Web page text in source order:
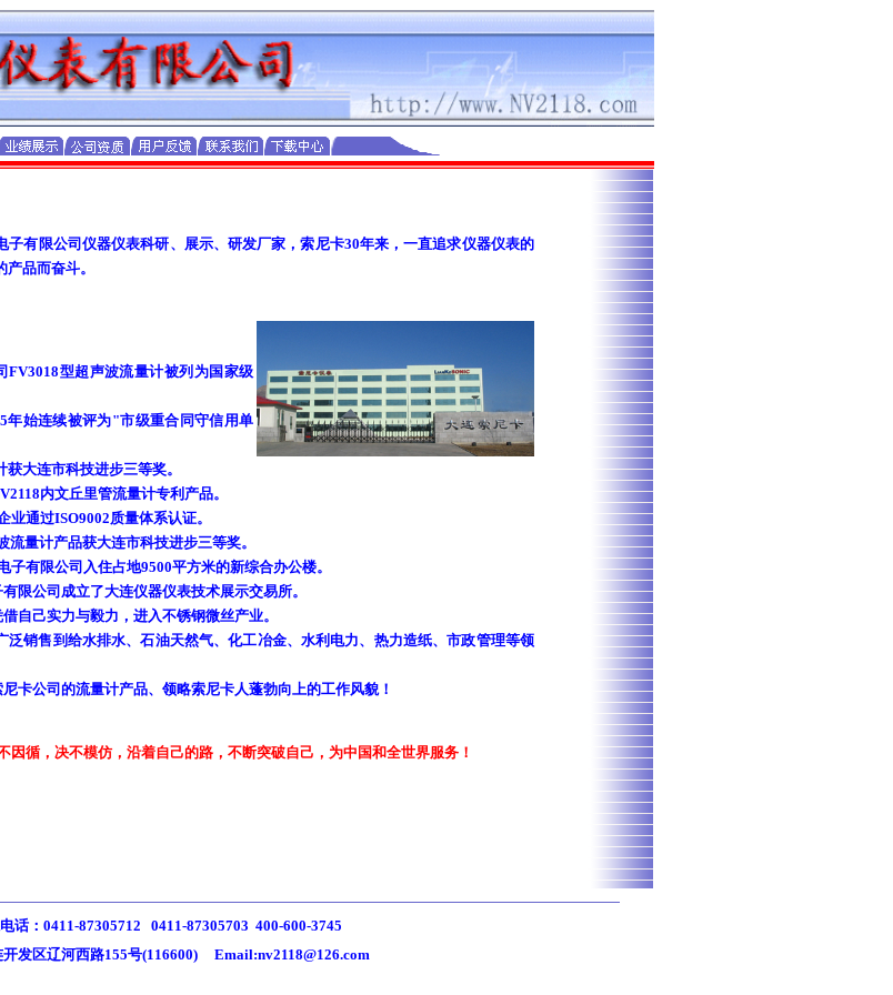
子有限公司仪器仪表科研、展示、研发厂家，索尼卡30年来，一直追求仪器仪表的
品而奋斗。
FV3018型超声波流量计被列为国家级
年始连续被评为"市级重合同守信用单
获大连市科技进步三等奖。
内文丘里管流量计专利产品。
业通过ISO9002质量体系认证。
流量计产品获大连市科技进步三等奖。
子有限公司入住占地9500平方米的新综合办公楼。
限公司成立了大连仪器仪表技术展示交易所。
自己实力与毅力，进入不锈钢微丝产业。
销售到给水排水、石油天然气、化工冶金、水利电力、热力造纸、市政管理等领
卡公司的流量计产品、领略索尼卡人蓬勃向上的工作风貌！
因循，决不模仿，沿着自己的路，不断突破自己，为中国和全世界服务！
话：0411-87305712 0411-87305703 400-600-3745
开发区辽河西路155号(116600) Email:nv2118@126.com